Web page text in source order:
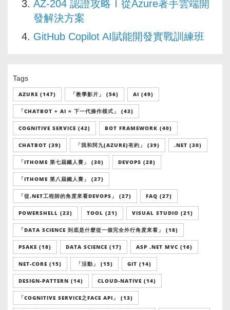
AZ-204 認證攻略Ｉ從Azure著手雲端開
發解決方案
GitHub Copilot AI賦能開發實戰訓練班
Tags
AZURE (147) 「教學影片」 (56) AI (49)
「CHATBOT + AI = 下一代操作模式」 (43)
COGNITIVE SERVICE (42) BOT FRAMEWORK (40)
CHATBOT (39) 「我和阿九(AZURE)有約」 (39) .NET (30)
「ITHOME 第七屆鐵人賽」 (30) DEVOPS (28)
「ITHOME 第八屆鐵人賽」 (27)
「從.NET工程師的角度來看DEVOPS」 (27) FAQ (27)
POWERSHELL (23) TOOL (21) VISUAL STUDIO (21)
「DATA SCIENCE 到底是什麼從一個完全外行角度來看」 (18)
PSAKE (18) DATA SCIENCE (17) ASP .NET MVC (16)
NET-CORE (15) 「活動」 (15) GIT (14)
DESIGN-PATTERN (14) CLOUD-NATIVE (14)
「COGNITIVE SERVICE之FACE API」 (13)